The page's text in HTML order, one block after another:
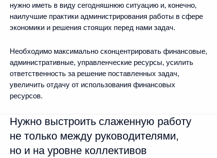
нужно иметь в виду сегодняшнюю ситуацию и, конечно,
наилучшие практики администрирования работы в сфере
экономики и решения стоящих перед нами задач.
Необходимо максимально сконцентрировать финансовые,
административные, управленческие ресурсы, усилить
ответственность за решение поставленных задач,
увеличить отдачу от использования финансовых
ресурсов.
Нужно выстроить слаженную работу
не только между руководителями,
но и на уровне коллективов